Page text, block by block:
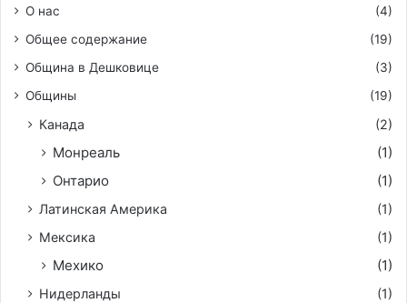
О нас
(4)
Общее содержание
(19)
Община в Дешковице
(3)
Общины
(19)
Канада (2)
Монреаль
(1)
Онтарио
(1)
Латинская Америка
(1)
Мексика
(1)
Мехико (1)
Нидерланды (1)